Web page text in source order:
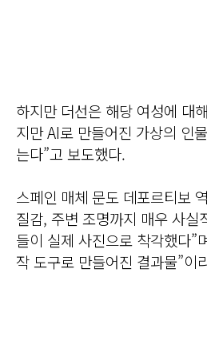
하지만 더선은 해당 여성에 대
지만 AI로 만들어진 가상의 인
는다”고 보도했다.
스페인 매체 문도 데포르티보
질감, 주변 조명까지 매우 사실
들이 실제 사진으로 착각했다”
작 도구로 만들어진 결과물”이